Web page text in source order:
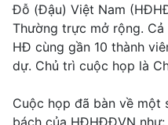
Đỗ (Đậu) Việt Nam
Thường trực mở rộng.
HĐ cùng gần 10 thành
dự. Chủ trì cuộc họp là
Cuộc họp đã bàn về một
bách của HĐHĐĐVN